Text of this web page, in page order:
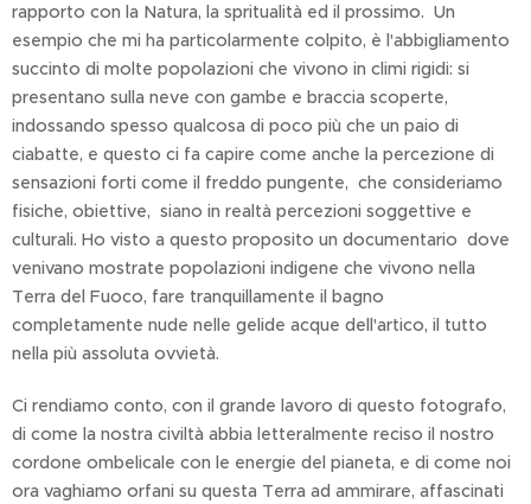
rapporto con la Natura, la spritualità ed il prossimo. Un
esempio che mi ha particolarmente colpito, è l'abbigliamento
succinto di molte popolazioni che vivono in climi rigidi: si
presentano sulla neve con gambe e braccia scoperte,
indossando spesso qualcosa di poco più che un paio di
ciabatte, e questo ci fa capire come anche la percezione di
sensazioni forti come il freddo pungente, che consideriamo
fisiche, obiettive, siano in realtà percezioni soggettive e
culturali. Ho visto a questo proposito un documentario dove
venivano mostrate popolazioni indigene che vivono nella
Terra del Fuoco, fare tranquillamente il bagno
completamente nude nelle gelide acque dell'artico, il tutto
nella più assoluta ovvietà.
Ci rendiamo conto, con il grande lavoro di questo fotografo,
di come la nostra civiltà abbia letteralmente reciso il nostro
cordone ombelicale con le energie del pianeta, e di come noi
ora vaghiamo orfani su questa Terra ad ammirare, affascinati